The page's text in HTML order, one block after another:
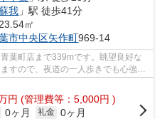
我 」駅 徒歩41分
㎡
市中央区矢作町969-14
葉町店まで339mです。眺望良好な
すので、夜道の一人歩きでも心強い
...
円 (管理費等：5,000円 )
0ヶ月 礼金 0ヶ月